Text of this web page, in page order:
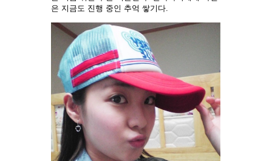
은 지금도 진행 중인 추억 쌓기다.